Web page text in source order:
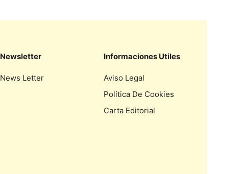
Newsletter
News Letter
Informaciones Utiles
Aviso Legal
Política De Cookies
Carta Editorial